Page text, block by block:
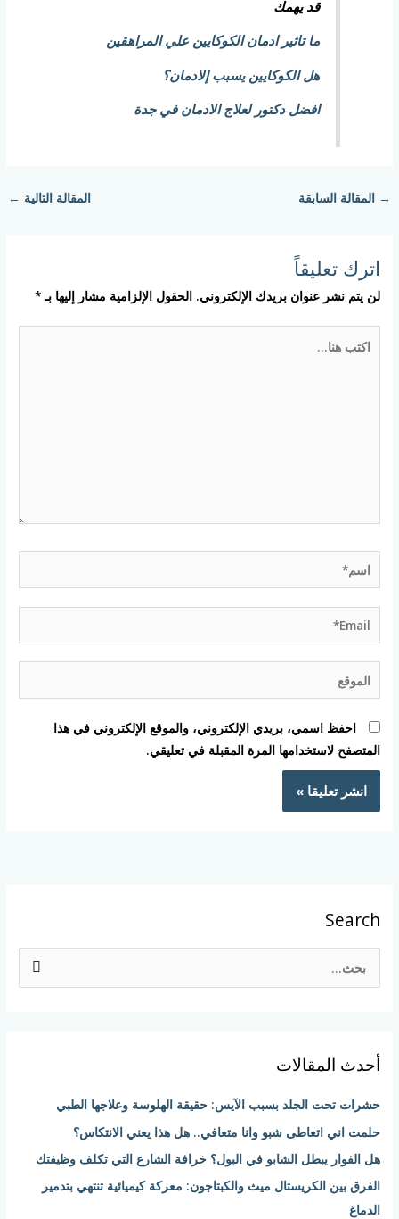
قد يهمك
ما تاثير ادمان الكوكايين علي المراهقين
هل الكوكايين يسبب إلادمان؟
افضل دكتور لعلاج الادمان في جدة
→ المقالة السابقة المقالة التالية ←
اترك تعليقاً
لن يتم نشر عنوان بريدك الإلكتروني. الحقول الإلزامية مشار إليها بـ*
اسم*
Email*
الموقع
احفظ اسمي، بريدي الإلكتروني، والموقع الإلكتروني في هذا
المتصفح لاستخدامها المرة المقبلة في تعليقي.
Search
ث
ن
:
أحدث المقالات
حشرات تحت الجلد بسبب الآيس: حقيقة الهلوسة وعلاجها الطبي
حلمت اني اتعاطى شبو وانا متعافي.. هل هذا يعني الانتكاس؟
هل الفوار يبطل الشابو في البول؟ خرافة الشارع التي تكلف وظيفتك
الفرق بين الكريستال ميث والكبتاجون: معركة كيميائية تنتهي بتدمير
الدماغ